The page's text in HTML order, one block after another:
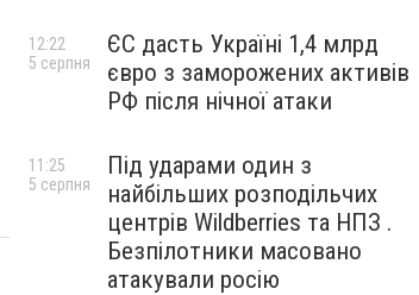
ЄС дасть Україні 1,4 млрд
євро з заморожених активів
РФ після нічної атаки
12:22
5 серпня
Під ударами один з
найбільших розподільчих
центрів Wildberries та НПЗ .
Безпілотники масовано
атакували росію
11:25
5 серпня